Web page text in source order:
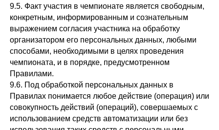
9.5. Факт участия в чемпионате является свободным,
конкретным, информированным и сознательным
выражением согласия участника на обработку
организатором его персональных данных, любыми
способами, необходимыми в целях проведения
чемпионата, и в порядке, предусмотренном
Правилами.
9.6. Под обработкой персональных данных в
Правилах понимается любое действие (операция) или
совокупность действий (операций), совершаемых с
использованием средств автоматизации или без